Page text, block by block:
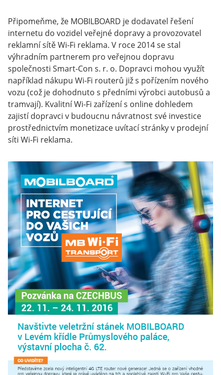
Připomeňme, že MOBILBOARD je dodavatel řešení
internetu do vozidel veřejné dopravy a provozovatel
reklamní sítě Wi-Fi reklama. V roce 2014 se stal
výhradním partnerem pro veřejnou dopravu
společnosti Smart-Con s. r. o. Dopravci mohou využít
například nákupu Wi-Fi routerů již s pořízením nového
vozu (což je dohodnuto s předními výrobci autobusů a
tramvají). Kvalitní Wi-Fi zařízení s online dohledem
zajistí dopravci v budoucnu návratnost své investice
prostřednictvím monetizace uvítací stránky v prodejní
síti Wi-Fi reklama.